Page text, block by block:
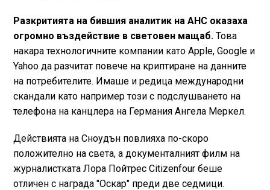
Разкритията на бившия аналитик на АНС оказаха
огромно въздействие в световен мащаб.Това
накара технологичните компании като Apple, Google и
Yahoo да разчитат повече на криптиране на данните
на потребителите. Имаше и редица международни
скандали като например този с подслушването на
телефона на канцлера на Германия Ангела Меркел.
Действията на Сноудън повлияха по-скоро
положително на света, а документалният филм на
журналистката Лора Пойтрес Citizenfour беше
отличен с награда "Оскар" преди две седмици.